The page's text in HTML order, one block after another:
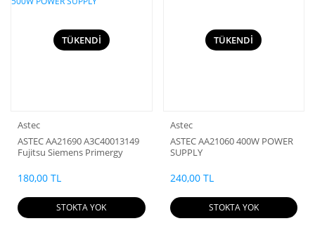
TÜKENDİ
Astec
ASTEC AA21690 A3C40013149
Fujitsu Siemens Primergy
180,00 TL
STOKTA YOK
TÜKENDİ
Astec
ASTEC AA21060 400W POWER
SUPPLY
240,00 TL
STOKTA YOK